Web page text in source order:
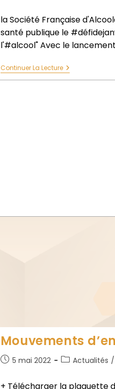
la Société Française
santé publique le
l'#alcool" Avec le
Continuer La Lecture
Mouvements
5 mai 2022 Actualités /
+ Télécharger la plaquette